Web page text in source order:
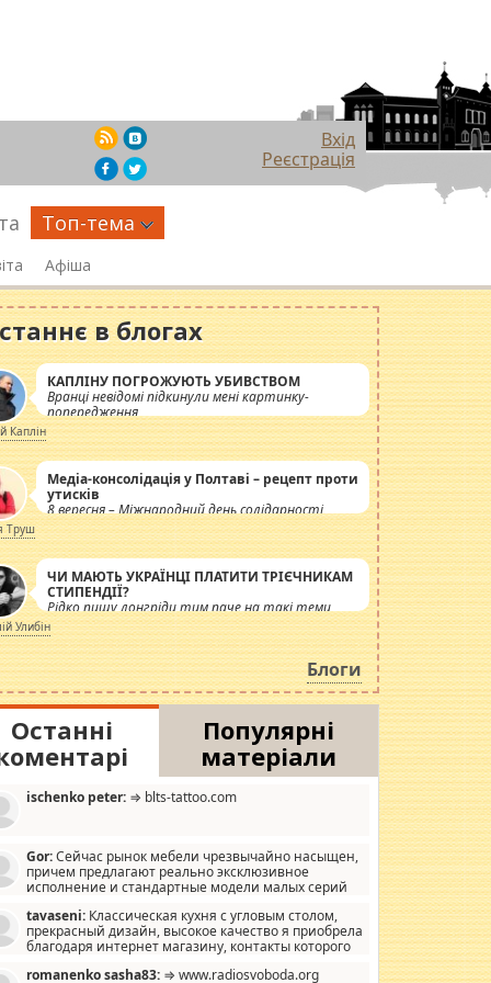
Вхід
Реєстрація
Топ-тема
Афіша
в блогах
КАПЛІНУ ПОГРОЖУЮТЬ УБИВСТВОМ
Вранці невідомі підкинули мені картинку-
попередження
Каплін
Медіа-консолідація у Полтаві – рецепт проти
утисків
8 вересня – Міжнародний день солідарності
журналістів.
Труш
ЧИ МАЮТЬ УКРАЇНЦІ ПЛАТИТИ ТРІЄЧНИКАМ
СТИПЕНДІЇ?
Рідко пишу лонгріди тим паче на такі теми,
але вже просто дістало! Обурюють сьогоднішні
інсенуації навколо стипендіального питання.
Штучно роздувається ще одна соціальна
катастрофа.
Улибін
Блоги
Останні
Популярні
матеріали
ischenko peter: ⇒ blts-tattoo.com
Gor:Сейчас рынок мебели чрезвычайно насыщен,
причем предлагают реально эксклюзивное
исполнение и стандартные модели малых серий
мало походит на стандартные формы, в MebelOk,
и что главное - со вкусом все в порядке,
ненужных наворотов удорожающих мебель, а это не
tavaseni: Классическая кухня с угловым столом,
прекрасный дизайн, высокое качество я приобрела
благодаря интернет магазину, контакты которого
romanenko sasha83: ⇒ www.radiosvoboda.org